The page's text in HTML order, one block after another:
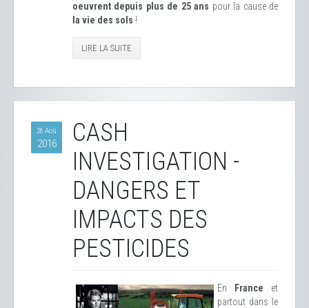
oeuvrent depuis plus de 25 ans pour la cause de
la vie des sols !
LIRE LA SUITE
26 Aoû
2016
CASH
INVESTIGATION -
DANGERS ET
IMPACTS DES
PESTICIDES
En France et
partout dans le